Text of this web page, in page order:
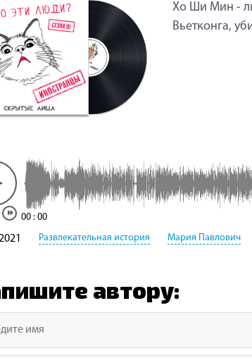
Хо Ши Мин -
Вьетконга,
00 : 00
Развлекательная история Мария Павлович
автору: